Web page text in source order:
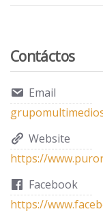
Contáctos
Email
Website
https://
Facebook
https://